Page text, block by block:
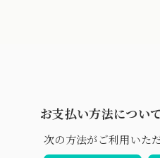
お支払い方法について
次の方法がご利用いただ